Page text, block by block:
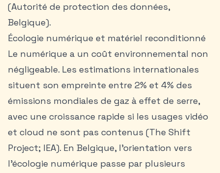
(Autorité de protection des données,
Belgique).
Écologie numérique et matériel reconditionné
Le numérique a un coût environnemental non
négligeable. Les estimations internationales
situent son empreinte entre 2% et 4% des
émissions mondiales de gaz à effet de serre,
avec une croissance rapide si les usages vidéo
et cloud ne sont pas contenus (The Shift
Project; IEA). En Belgique, l’orientation vers
l’écologie numérique passe par plusieurs